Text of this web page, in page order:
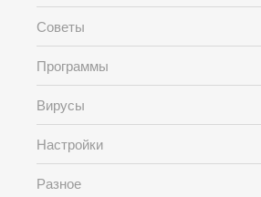
Советы
Программы
Вирусы
Настройки
Разное